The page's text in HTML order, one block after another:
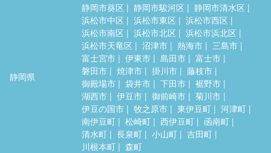
静岡県
静岡市葵区 静岡市駿河区
静岡市清水区
浜松市中区
浜松市東区
浜松市西区
浜松市南区
浜松市北区
浜松市浜北区
浜松市天竜区
沼津市 熱海市
三島市
富士宮市
伊東市 島田市
富士市
磐田市
焼津市 掛川市
藤枝市
御殿場市
袋井市 下田市
裾野市
湖西市
伊豆市 御前崎市
菊川市
伊豆の国市
牧之原市 東伊豆町
河津町
南伊豆町
松崎町 西伊豆町
函南町
清水町
長泉町 小山町
吉田町
川根本町
森町